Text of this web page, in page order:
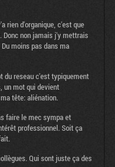
rien d'organique, c'est que
Donc non jamais j'y mettrais
moins pas dans ma
du reseau c'est typiquement
un mot qui devient
tête: aliénation.
faire le mec sympa et
professionnel. Soit ça
Qui sont juste ça des